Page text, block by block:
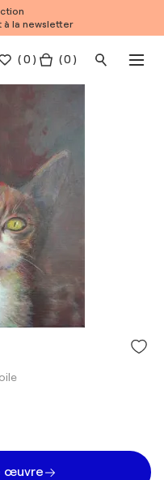
la newsletter
(0 ) ( 0 )
œuvre